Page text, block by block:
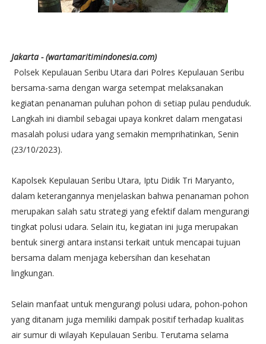
Jakarta - (wartamaritimindonesia.com)
Polsek Kepulauan Seribu Utara dari Polres Kepulauan Seribu
bersama-sama dengan warga setempat melaksanakan
kegiatan penanaman puluhan pohon di setiap pulau penduduk.
Langkah ini diambil sebagai upaya konkret dalam mengatasi
masalah polusi udara yang semakin memprihatinkan, Senin
(23/10/2023).
Kapolsek Kepulauan Seribu Utara, Iptu Didik Tri Maryanto,
dalam keterangannya menjelaskan bahwa penanaman pohon
merupakan salah satu strategi yang efektif dalam mengurangi
tingkat polusi udara. Selain itu, kegiatan ini juga merupakan
bentuk sinergi antara instansi terkait untuk mencapai tujuan
bersama dalam menjaga kebersihan dan kesehatan
lingkungan.
Selain manfaat untuk mengurangi polusi udara, pohon-pohon
yang ditanam juga memiliki dampak positif terhadap kualitas
air sumur di wilayah Kepulauan Seribu. Terutama selama